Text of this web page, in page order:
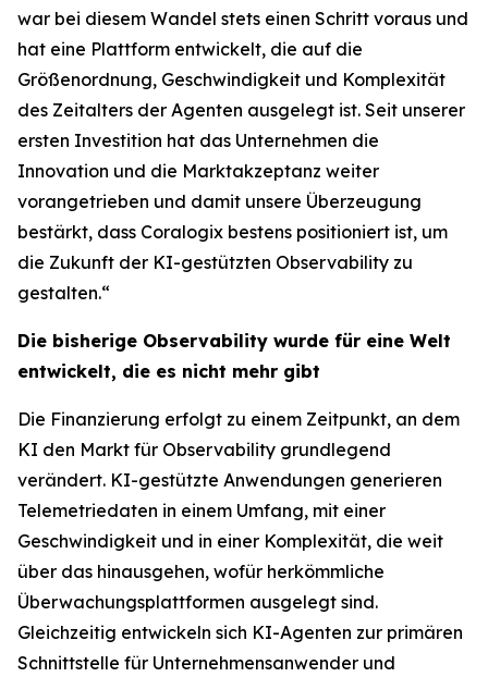
war bei diesem Wandel stets einen Schritt voraus und
hat eine Plattform entwickelt, die auf die
Größenordnung, Geschwindigkeit und Komplexität
des Zeitalters der Agenten ausgelegt ist. Seit unserer
ersten Investition hat das Unternehmen die
Innovation und die Marktakzeptanz weiter
vorangetrieben und damit unsere Überzeugung
bestärkt, dass Coralogix bestens positioniert ist, um
die Zukunft der KI-gestützten Observability zu
gestalten.“
Die bisherige Observability wurde für eine Welt
entwickelt, die es nicht mehr gibt
Die Finanzierung erfolgt zu einem Zeitpunkt, an dem
KI den Markt für Observability grundlegend
verändert. KI-gestützte Anwendungen generieren
Telemetriedaten in einem Umfang, mit einer
Geschwindigkeit und in einer Komplexität, die weit
über das hinausgehen, wofür herkömmliche
Überwachungsplattformen ausgelegt sind.
Gleichzeitig entwickeln sich KI-Agenten zur primären
Schnittstelle für Unternehmensanwender und